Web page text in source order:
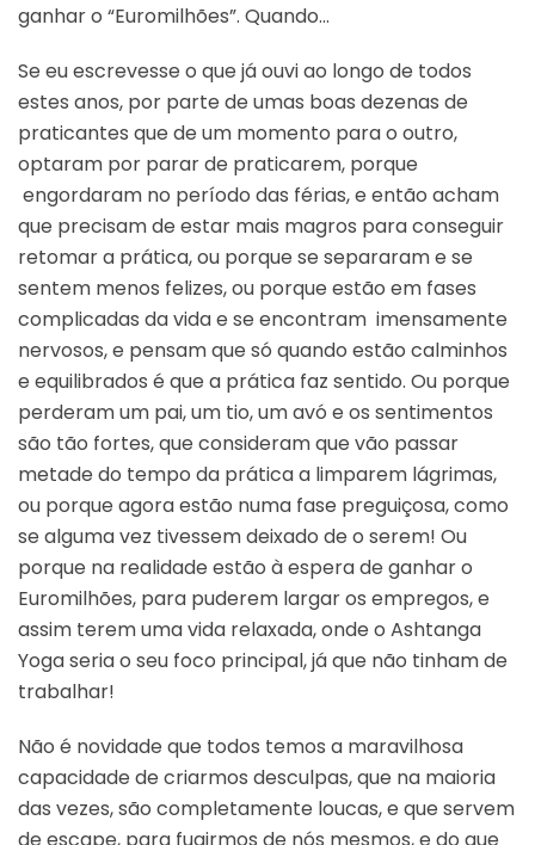
ganhar o “Euromilhões”. Quando…
Se eu escrevesse o que já ouvi ao longo de todos
estes anos, por parte de umas boas dezenas de
praticantes que de um momento para o outro,
optaram por parar de praticarem, porque
engordaram no período das férias, e então acham
que precisam de estar mais magros para conseguir
retomar a prática, ou porque se separaram e se
sentem menos felizes, ou porque estão em fases
complicadas da vida e se encontram imensamente
nervosos, e pensam que só quando estão calminhos
e equilibrados é que a prática faz sentido. Ou porque
perderam um pai, um tio, um avó e os sentimentos
são tão fortes, que consideram que vão passar
metade do tempo da prática a limparem lágrimas,
ou porque agora estão numa fase preguiçosa, como
se alguma vez tivessem deixado de o serem! Ou
porque na realidade estão à espera de ganhar o
Euromilhões, para puderem largar os empregos, e
assim terem uma vida relaxada, onde o Ashtanga
Yoga seria o seu foco principal, já que não tinham de
trabalhar!
Não é novidade que todos temos a maravilhosa
capacidade de criarmos desculpas, que na maioria
das vezes, são completamente loucas, e que servem
de escape, para fugirmos de nós mesmos, e do que